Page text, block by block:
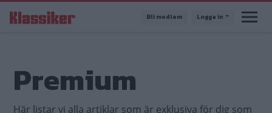
till
Bli medlem Logga in
Premium
Här listar vi alla artiklar som är exklusiva för dig som